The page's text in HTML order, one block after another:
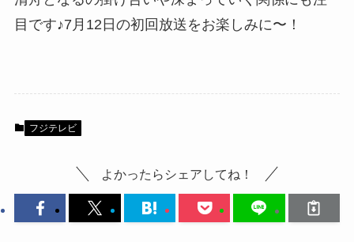
目です♪7月12日の初回放送をお楽しみに〜！
フジテレビ
よかったらシェアしてね！